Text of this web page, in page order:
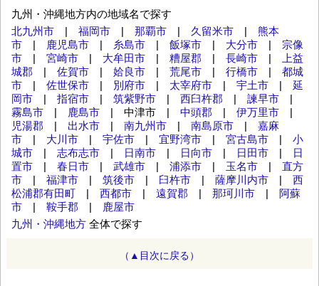
九州・沖縄地方内の地域名で探す
北九州市 | 福岡市 | 那覇市 | 久留米市 | 熊本
市 | 鹿児島市 | 糸島市 | 飯塚市 | 大分市 | 宗像
市 | 宮崎市 | 大牟田市 | 糟屋郡 | 長崎市 |
上益
城郡 | 佐賀市 | 姶良市 | 荒尾市 | 行橋市 | 都城
市 | 佐世保市 | 別府市 | 太宰府市 | 宇土市 | 延
岡市 | 指宿市 | 筑紫野市 | 西臼杵郡 | 諫早市 |
霧島市 | 鹿島市 | 中津市 | 中頭郡 | 伊万里市 |
児湯郡 | 出水市 | 南九州市 | 南島原市 | 嘉麻
市 | 大川市 | 宇佐市 | 宜野湾市 | 宮古島市 | 小
城市 | 志布志市 | 日南市 | 日向市 | 日田市 |
日
置市 | 春日市 | 武雄市 | 浦添市 | 玉名市 | 直方
市 | 福津市 | 筑後市 | 臼杵市 | 薩摩川内市 | 西
松浦郡有田町 | 西都市 | 遠賀郡 | 那珂川市 | 阿蘇
市 | 鞍手郡 |
鹿屋市
九州・沖縄地方 全体で探す
（▲目次に戻る）